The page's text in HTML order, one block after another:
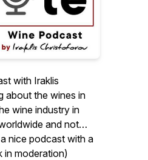
with Iraklis
about the wines in
wine industry in
and not
nice podcast with a
in moderation)